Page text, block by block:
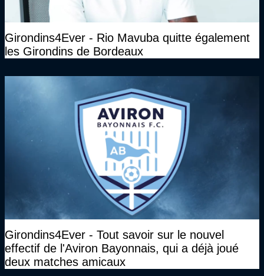
Girondins4Ever - Rio Mavuba quitte également
les Girondins de Bordeaux
Girondins4Ever - Tout savoir sur le nouvel
effectif de l'Aviron Bayonnais, qui a déjà joué
deux matches amicaux